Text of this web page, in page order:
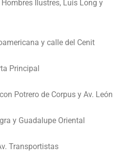
Ilustres, Luis Long y
y calle del Cenit
Principal
Potrero de Corpus y Av. León
y Guadalupe Oriental
Transportistas